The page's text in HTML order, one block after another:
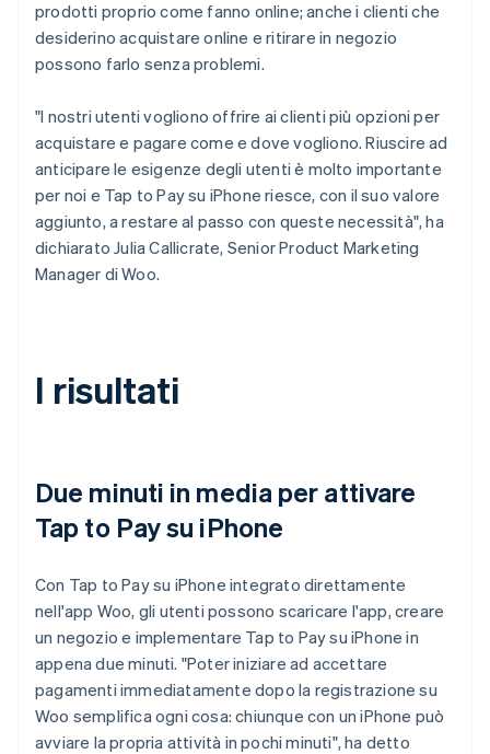
prodotti proprio come fanno online; anche i clienti che
desiderino acquistare online e ritirare in negozio
possono farlo senza problemi.
"I nostri utenti vogliono offrire ai clienti più opzioni per
acquistare e pagare come e dove vogliono. Riuscire ad
anticipare le esigenze degli utenti è molto importante
per noi e Tap to Pay su iPhone riesce, con il suo valore
aggiunto, a restare al passo con queste necessità", ha
dichiarato Julia Callicrate, Senior Product Marketing
Manager di Woo.
I risultati
Due minuti in media per attivare
Tap to Pay su iPhone
Con Tap to Pay su iPhone integrato direttamente
nell'app Woo, gli utenti possono scaricare l'app, creare
un negozio e implementare Tap to Pay su iPhone in
appena due minuti. "Poter iniziare ad accettare
pagamenti immediatamente dopo la registrazione su
Woo semplifica ogni cosa: chiunque con un iPhone può
avviare la propria attività in pochi minuti", ha detto